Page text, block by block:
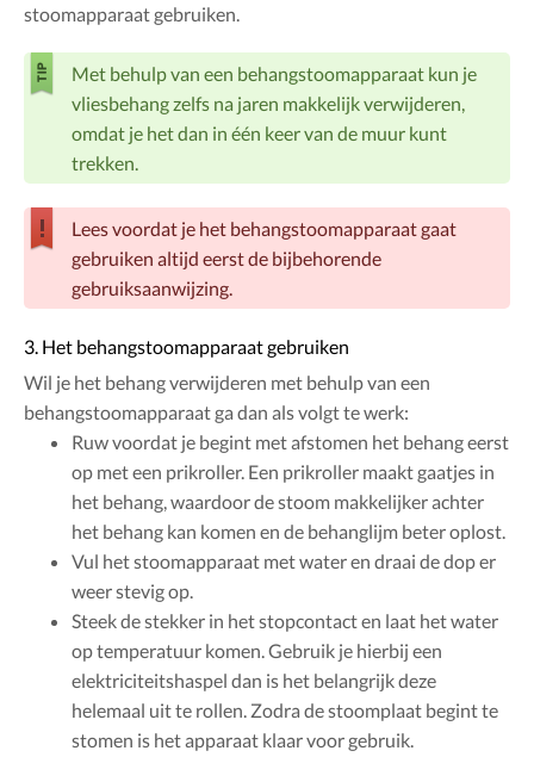
stoomapparaat gebruiken.
Met behulp van een behangstoomapparaat kun je
vliesbehang zelfs na jaren makkelijk verwijderen,
omdat je het dan in één keer van de muur kunt
trekken.
Lees voordat je het behangstoomapparaat gaat
gebruiken altijd eerst de bijbehorende
gebruiksaanwijzing.
3. Het behangstoomapparaat gebruiken
Wil je het behang verwijderen met behulp van een
behangstoomapparaat ga dan als volgt te werk:
Ruw voordat je begint met afstomen het behang eerst
op met een prikroller. Een prikroller maakt gaatjes in
het behang, waardoor de stoom makkelijker achter
het behang kan komen en de behanglijm beter oplost.
Vul het stoomapparaat met water en draai de dop er
weer stevig op.
Steek de stekker in het stopcontact en laat het water
op temperatuur komen. Gebruik je hierbij een
elektriciteitshaspel dan is het belangrijk deze
helemaal uit te rollen. Zodra de stoomplaat begint te
stomen is het apparaat klaar voor gebruik.